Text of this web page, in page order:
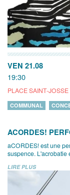
VEN 21.08
19:30
PLACE SAINT-JOSSE
COMMUNAL
ACORDES!
aCORDES! est une
suspence. L'acrobatie
LIRE PLUS